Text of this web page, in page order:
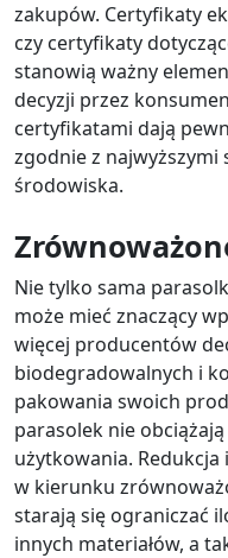
zakupów. Certyfikaty
czy certyfikaty
stanowią ważny
decyzji przez
certyfikatami dają
zgodnie z
środowiska.
Nie tylko sama
może mieć znaczący
więcej producentów
biodegradowalnych i
pakowania swoich
parasolek nie
użytkowania.
w kierunku
starają się ograniczać
innych materiałów, a